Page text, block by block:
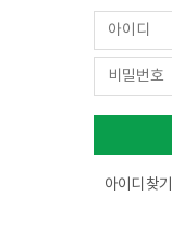
아이디 찾기